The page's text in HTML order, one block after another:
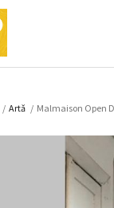
/ Artǎ / Malmaison Open